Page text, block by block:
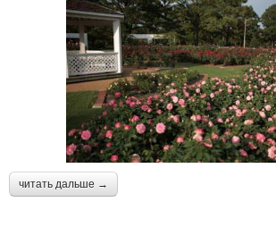
читать дальше →